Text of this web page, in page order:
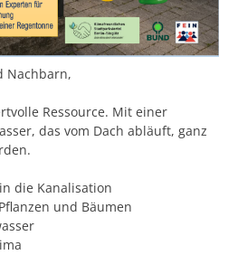
Nachbarn,
Ressource. Mit einer
das vom Dach abläuft, ganz
die Kanalisation
und Bäumen